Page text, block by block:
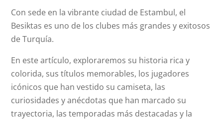
Con sede en la vibrante ciudad de Estambul, el
Besiktas es uno de los clubes más grandes y exitosos
de Turquía.
En este artículo, exploraremos su historia rica y
colorida, sus títulos memorables, los jugadores
icónicos que han vestido su camiseta, las
curiosidades y anécdotas que han marcado su
trayectoria, las temporadas más destacadas y la